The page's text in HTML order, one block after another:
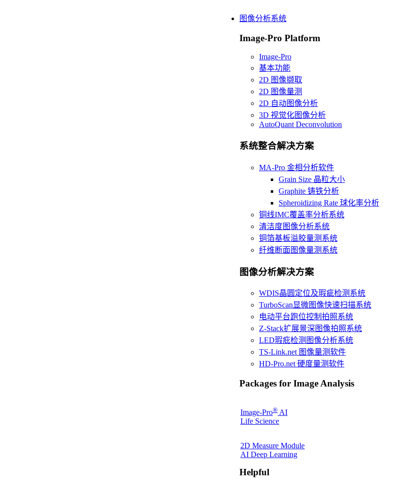
图像分析系统
Image-Pro Platform
Image-Pro
基本功能
2D 图像撷取
2D 图像量测
2D 自动图像分析
3D 视觉化图像分析
AutoQuant Deconvolution
系统整合解决方案
MA-Pro 金相分析软件
Grain Size 晶粒大小
Graphite 铸铁分析
Spheroidizing Rate 球化率分析
铜线IMC覆盖率分析系统
清洁度图像分析系统
铜箔基板溢胶量测系统
纤维断面图像量测系统
图像分析解决方案
WDIS晶圆定位及瑕疵检测系统
TurboScan显微图像快速扫描系统
电动平台跑位控制拍照系统
Z-Stack扩展景深图像拍照系统
LED瑕疪检测图像分析系统
TS-Link.net 图像量测软件
HD-Pro.net 硬度量测软件
Packages for Image Analysis
Image-Pro® AI
Life Science
2D Measure Module
AI Deep Learning
Helpful